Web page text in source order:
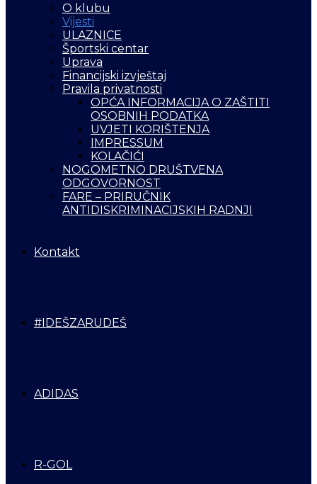
O klubu
Vijesti
ULAZNICE
Športski centar
Uprava
Financijski izvještaj
Pravila privatnosti
OPĆA INFORMACIJA O ZAŠTITI
OSOBNIH PODATKA
UVJETI KORIŠTENJA
IMPRESSUM
KOLAČIĆI
NOGOMETNO DRUŠTVENA
ODGOVORNOST
FARE – PRIRUČNIK
ANTIDISKRIMINACIJSKIH RADNJI
Kontakt
#IDEŠZARUDEŠ
ADIDAS
R-GOL